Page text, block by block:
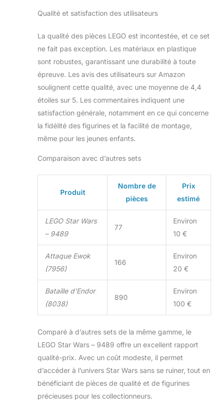
Qualité et satisfaction des utilisateurs
La qualité des pièces LEGO est incontestée, et ce set
ne fait pas exception. Les matériaux en plastique
sont robustes, garantissant une durabilité à toute
épreuve. Les avis des utilisateurs sur Amazon
soulignent cette qualité, avec une moyenne de 4,4
étoiles sur 5. Les commentaires indiquent une
satisfaction générale, notamment en ce qui concerne
la fidélité des figurines et la facilité de montage,
même pour les jeunes enfants.
Comparaison avec d’autres sets
Produit
Nombre de
pièces
Prix
estimé
LEGO Star Wars
– 9489
77
Environ
10 €
Attaque Ewok
(7956)
166
Environ
20 €
Bataille d’Endor
(8038)
890
Environ
100 €
Comparé à d’autres sets de la même gamme, le
LEGO Star Wars – 9489 offre un excellent rapport
qualité-prix. Avec un coût modeste, il permet
d’accéder à l’univers Star Wars sans se ruiner, tout en
bénéficiant de pièces de qualité et de figurines
précieuses pour les collectionneurs.